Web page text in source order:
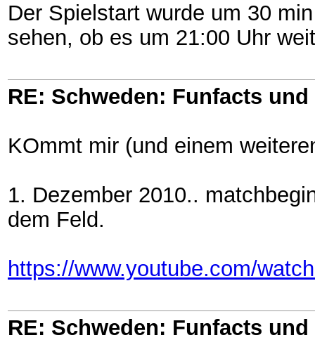
Der Spielstart wurde um 30
sehen, ob es um 21:00 Uhr
RE: Schweden: Funfacts und
KOmmt mir (und einem
1. Dezember 2010..
dem Feld.
https://www.youtube.com/
RE: Schweden: Funfacts und